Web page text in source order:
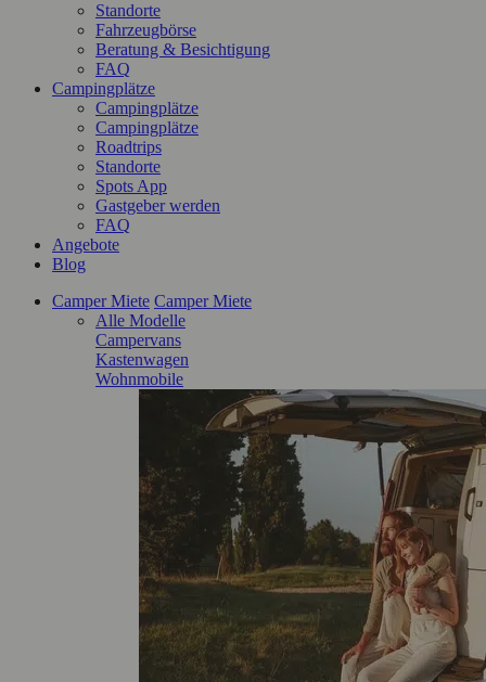
Standorte
Fahrzeugbörse
Beratung & Besichtigung
FAQ
Campingplätze
Campingplätze
Campingplätze
Roadtrips
Standorte
Spots App
Gastgeber werden
FAQ
Angebote
Blog
Camper Miete Camper Miete
Alle Modelle
Campervans
Kastenwagen
Wohnmobile